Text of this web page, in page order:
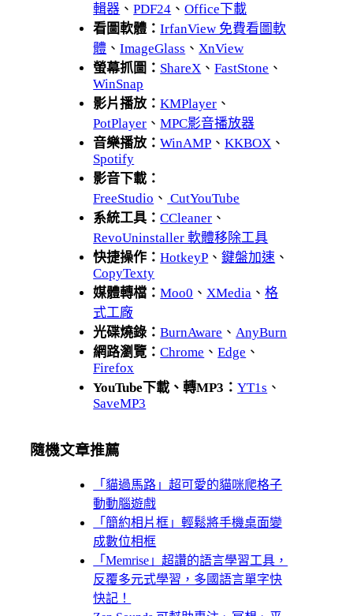
輯器 、PDF24 、Office下載
看圖軟體：IrfanView 免費看圖軟
體 、ImageGlass 、 XnView
螢幕抓圖： ShareX 、FastStone 、
WinSnap
影片播放：KMPlayer 、
PotPlayer 、MPC影音播放器
音樂播放：WinAMP 、KKBOX 、
Spotify
影音下載：
FreeStudio 、 CutYouTube
系統工具：CCleaner 、
RevoUninstaller 軟體移除工具
快捷操作：HotkeyP 、鍵盤加速 、
CopyTexty
媒體轉檔：Moo0 、 XMedia 、格
式工廠
光碟燒錄：BurnAware 、 AnyBurn
網路瀏覽：Chrome 、Edge 、
Firefox
YouTube下載、轉MP3：YT1s 、
SaveMP3
隨機文章推薦
「貓過馬路」超可愛的貓咪爬格子
動動腦遊戲
「簡約相片框」輕鬆將手機桌面變
成數位相框
「Memrise」超讚的語言學習工具，
反覆多元式學習，多國語言單字快
快記！